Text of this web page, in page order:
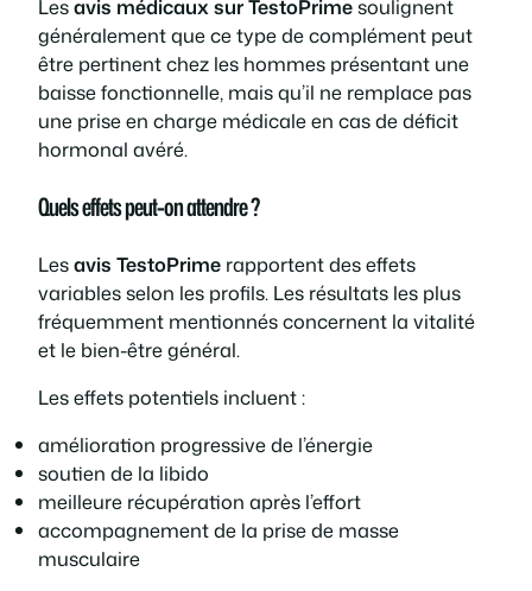
Lesavis médicaux sur TestoPrimesoulignent
généralement que ce type de complément peut
être pertinent chez les hommes présentant une
baisse fonctionnelle, mais qu’il ne remplace pas
une prise en charge médicale en cas de déficit
hormonal avéré.
Quels effets peut-on attendre ?
Lesavis TestoPrime rapportent des effets
variables selon les profils. Les résultats les plus
fréquemment mentionnés concernent la vitalité
et le bien-être général.
Les effets potentiels incluent :
amélioration progressive de l’énergie
soutien de la libido
meilleure récupération après l’effort
accompagnement de la prise de masse
musculaire